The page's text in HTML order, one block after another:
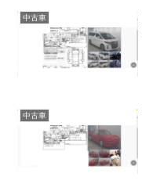
中古車
中古車